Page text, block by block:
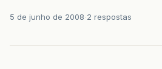
5 de junho de 2008 2 respostas